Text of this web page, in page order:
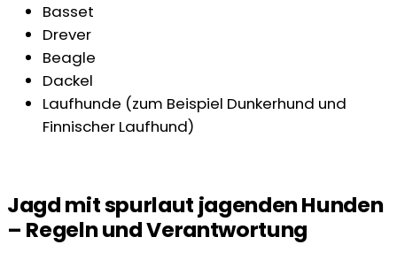
Basset
Drever
Beagle
Dackel
Laufhunde (zum Beispiel Dunkerhund und
Finnischer Laufhund)
Jagd mit spurlaut jagenden Hunden
– Regeln und Verantwortung